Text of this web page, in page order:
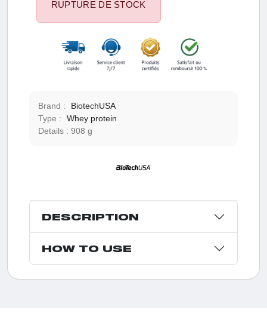
RUPTURE DE STOCK
Brand :
BiotechUSA
Type :
Whey protein
Details :
908 g
DESCRIPTION
HOW TO USE